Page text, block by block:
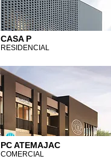
CASA P
RESIDENCIAL
PC ATEMAJAC
COMERCIAL